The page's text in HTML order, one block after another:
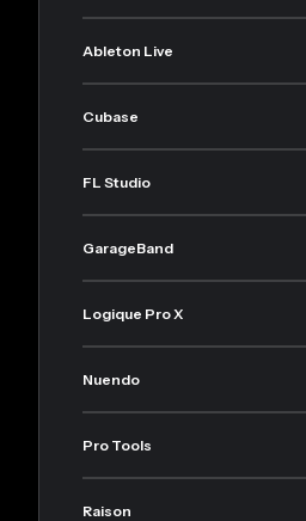
Ableton Live
Cubase
FL Studio
GarageBand
Logique Pro X
Nuendo
Pro Tools
Raison